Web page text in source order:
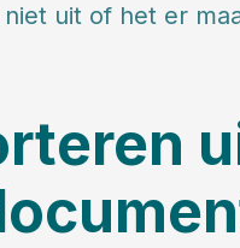
uit of het er